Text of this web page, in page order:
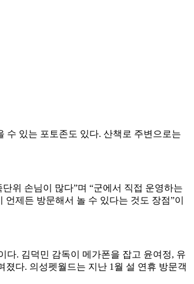
수 있는 포토존도 있다. 산책로 주변으로는
위 손님이 많다”며 “군에서 직접 운영하는
제든 방문해서 놀 수 있다는 것도 장점”이
다. 김덕민 감독이 메가폰을 잡고 윤여정, 유
다. 의성펫월드는 지난 1월 설 연휴 방문객